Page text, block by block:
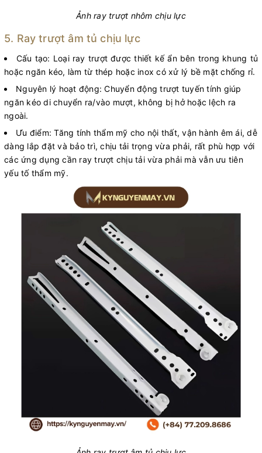
Ảnh ray trượt nhôm chịu lực
5. Ray trượt âm tủ chịu lực
Cấu tạo: Loại ray trượt được thiết kế ẩn bên trong khung tủ
hoặc ngăn kéo, làm từ thép hoặc inox có xử lý bề mặt chống rỉ.
Nguyên lý hoạt động: Chuyển động trượt tuyến tính giúp
ngăn kéo di chuyển ra/vào mượt, không bị hở hoặc lệch ra
ngoài.
Ưu điểm: Tăng tính thẩm mỹ cho nội thất, vận hành êm ái, dễ
dàng lắp đặt và bảo trì, chịu tải trọng vừa phải, rất phù hợp với
các ứng dụng cần ray trượt chịu tải vừa phải mà vẫn ưu tiên
yếu tố thẩm mỹ.